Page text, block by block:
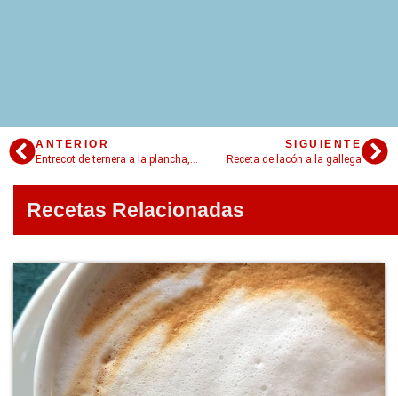
ANTERIOR
Entrecot de ternera a la plancha, la receta que estabas buscando
SIGUIENTE
Receta de lacón a la gallega
Recetas Relacionadas